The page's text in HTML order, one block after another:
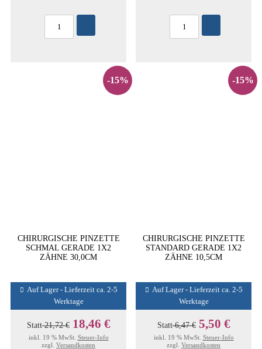
-15%
CHIRURGISCHE PINZETTE
SCHMAL GERADE 1X2
ZÄHNE 30,0CM
Auf Lager - Lieferzeit ca. 2-5
Werktage
Statt21,72 € 18,46 €
inkl. 19 % MwSt. Steuer-Info
zzgl. Versandkosten
-15%
CHIRURGISCHE PINZETTE
STANDARD GERADE 1X2
ZÄHNE 10,5CM
Auf Lager - Lieferzeit ca. 2-5
Werktage
Statt6,47 € 5,50 €
inkl. 19 % MwSt. Steuer-Info
zzgl. Versandkosten